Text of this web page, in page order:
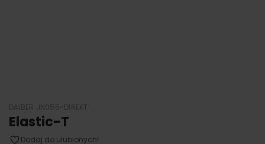
DAIBER JN055-DIREKT
Elastic-T
Dodaj do ulubionych!